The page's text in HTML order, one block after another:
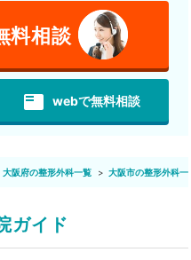
料相談
featured_play_list webで無料相談
大阪府の整形外科一覧 大阪市の整形外科一
ガイド